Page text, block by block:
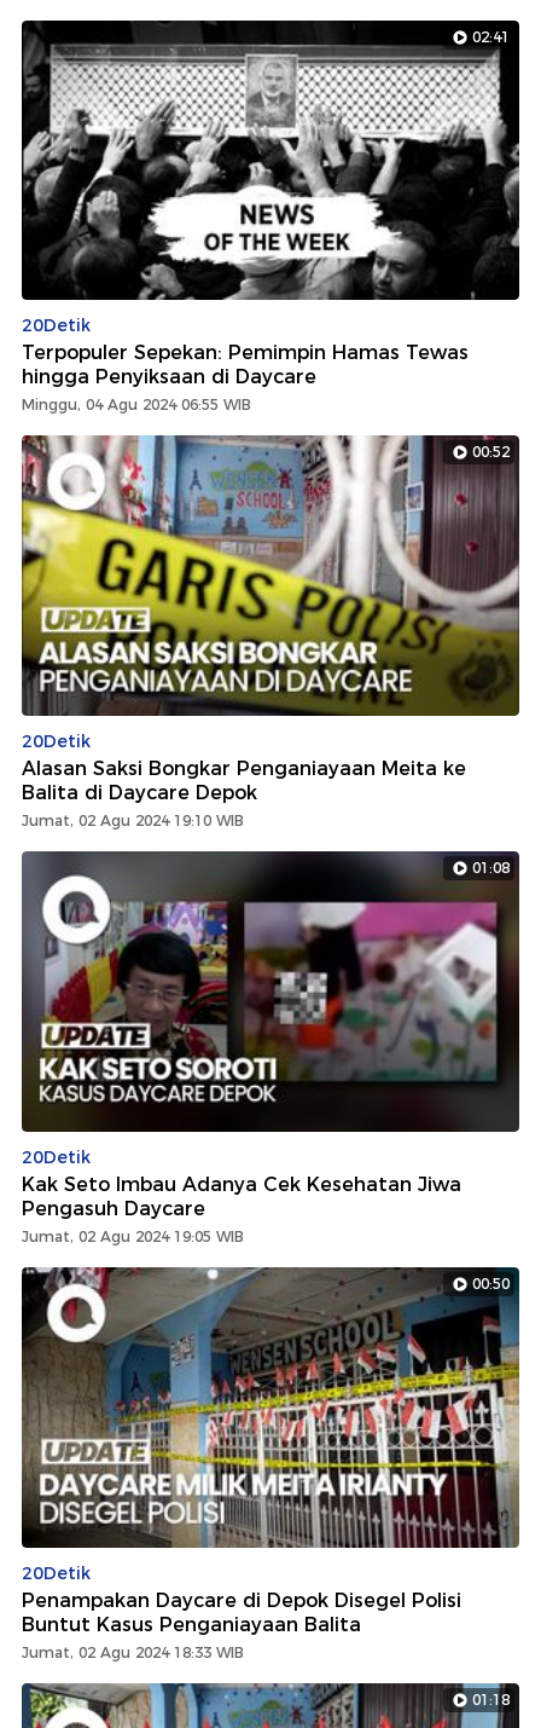
02:41
20Detik
Terpopuler Sepekan: Pemimpin Hamas Tewas
hingga Penyiksaan di Daycare
Minggu, 04 Agu 2024 06:55 WIB
00:52
20Detik
Alasan Saksi Bongkar Penganiayaan Meita ke
Balita di Daycare Depok
Jumat, 02 Agu 2024 19:10 WIB
01:08
20Detik
Kak Seto Imbau Adanya Cek Kesehatan Jiwa
Pengasuh Daycare
Jumat, 02 Agu 2024 19:05 WIB
00:50
20Detik
Penampakan Daycare di Depok Disegel Polisi
Buntut Kasus Penganiayaan Balita
Jumat, 02 Agu 2024 18:33 WIB
01:18